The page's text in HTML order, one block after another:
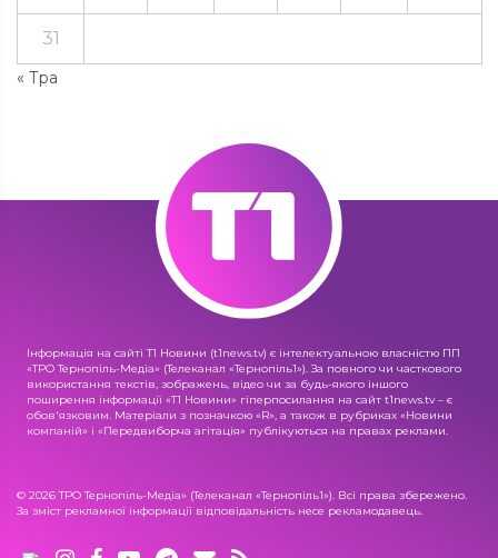
« Тра
31
Інформація на сайті Т1 Новини (t1news.tv) є інтелектуальною власністю ПП
«ТРО Тернопіль-Медіа» (Телеканал «Тернопіль1»). За повного чи часткового
використання текстів, зображень, відео чи за будь-якого іншого
поширення інформації «Т1 Новини» гіперпосилання на сайт t1news.tv – є
обов'язковим. Матеріали з позначкою «R», а також в рубриках «Новини
компаній» і «Передвиборча агітація» публікуються на правах реклами.
© 2026 ТРО Тернопіль-Медіа» (Телеканал «Тернопіль1»). Всі права збережено.
За зміст рекламної інформації відповідальність несе рекламодавець.